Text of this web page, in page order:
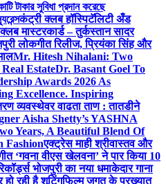
সুবিধা প্রদান করেছে
कंट्री क्लब हॉस्पिटॅलिटी अँड
मास्टरकार्ड – तुर्कस्तान सादर
लोकगीत रिलीज, प्रियंका सिंह और
Mr. Hitesh Nihalani: Two
EstateDr. Basant Goel To
Awards 2026 As
Excellence. Inspiring
व्यवस्थेवर वाढता ताण : तातडीने
Aisha Shetty’s YASHNA
Years, A Beautiful Blend Of
Fashionएक्ट्रेस माही श्रीवास्तव और
‘गवना वीएस खेलवना’ ने पार किया 10
भोजपुरी का नया धमाकेदार गाना
रही है शूटिंगफिल्म जगत के प्रख्यात